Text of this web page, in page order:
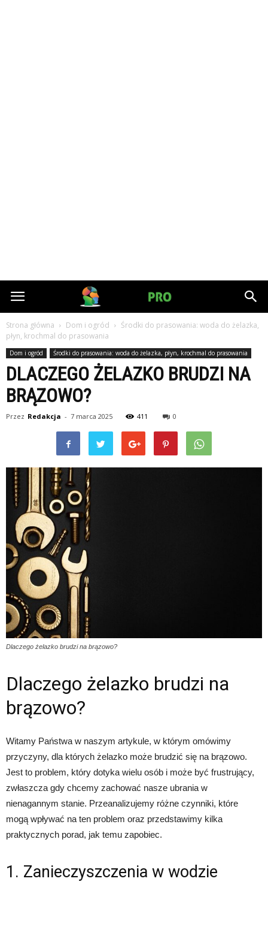
HumanPRO.pl
Strona główna Dom i ogród
Środki do prasowania: woda do żelazka,
płyn, krochmal do prasowania
Dom i ogród Środki do prasowania: woda do żelazka, płyn, krochmal do prasowania
DLACZEGO ŻELAZKO BRUDZI NA
BRĄZOWO?
Przez Redakcja - 7 marca 2025 411 0
Dlaczego żelazko brudzi na brązowo?
Dlaczego żelazko brudzi na
brązowo?
Witamy Państwa w naszym artykule, w którym omówimy
przyczyny, dla których żelazko może brudzić się na brązowo.
Jest to problem, który dotyka wielu osób i może być frustrujący,
zwłaszcza gdy chcemy zachować nasze ubrania w
nienagannym stanie. Przeanalizujemy różne czynniki, które
mogą wpływać na ten problem oraz przedstawimy kilka
praktycznych porad, jak temu zapobiec.
1. Zanieczyszczenia w wodzie